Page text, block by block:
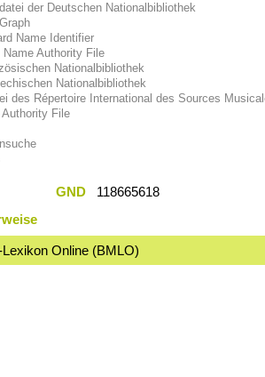
der Deutschen Nationalbibliothek
Name Identifier
Name Authority File
Nationalbibliothek
Nationalbibliothek
des Répertoire International des Sources
File
GND
118665618
Online (BMLO)